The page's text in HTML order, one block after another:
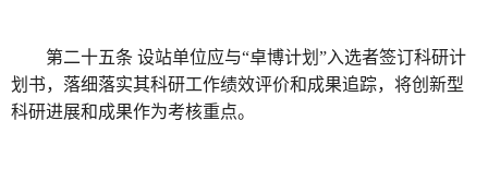
第二十五条 设站单位应与“卓博计划”入选者签订科研计
划书，落细落实其科研工作绩效评价和成果追踪，将创新型
科研进展和成果作为考核重点。